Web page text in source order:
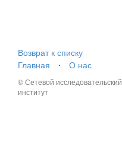
Возврат к списку
Главная
⋅ О нас
© Сетевой исследовательский
институт